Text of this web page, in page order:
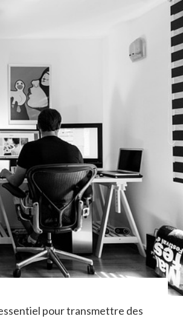
pour transmettre des